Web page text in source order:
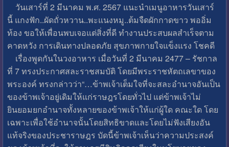
วันเสาร์ที่ 2 มีนาคม พ.ศ. 2567 แนะนำเมนูอาหารวันเสาร์
นี้ แกงฟัก..ผัดถั่วหวาน..พะแนงหมู..ต้มจืดผักกาดขาว พออิ่ม
ท้อง ขอให้เพื่อนพบเจอแต่สิ่งที่ดี ทำงานประสบผลสำเร็จตาม
คาดหวัง การเดินทางปลอดภัย สุขภาพกายใจแข็งแรง โชคดี
เรื่องพูดกันในวงอาหาร เมื่อวันที่ 2 มีนาคม 2477 – รัชกาล
ที่ 7 ทรงประกาศสละราชสมบัติ โดยมีพระราชหัตถเลขาของ
พระองค์ ทรงกล่าวว่า“…ข้าพเจ้าเต็มใจที่จะสละอำนาจอันเป็น
ของข้าพเจ้าอยู่เดิมให้แก่ราษฎรโดยทั่วไป แต่ข้าพเจ้าไม่
ยินยอมยกอำนาจทั้งหลายของข้าพเจ้าให้แก่ผู้ใด คณะใด โดย
เฉพาะเพื่อใช้อำนาจนั้นโดยสิทธิขาดและโดยไม่ฟังเสียงอัน
แท้จริงของประชาราษฎร บัดนี้ข้าพเจ้าเห็นว่าความประสงค์